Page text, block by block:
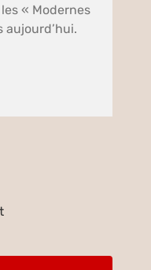
« Modernes
aujourd’hui.